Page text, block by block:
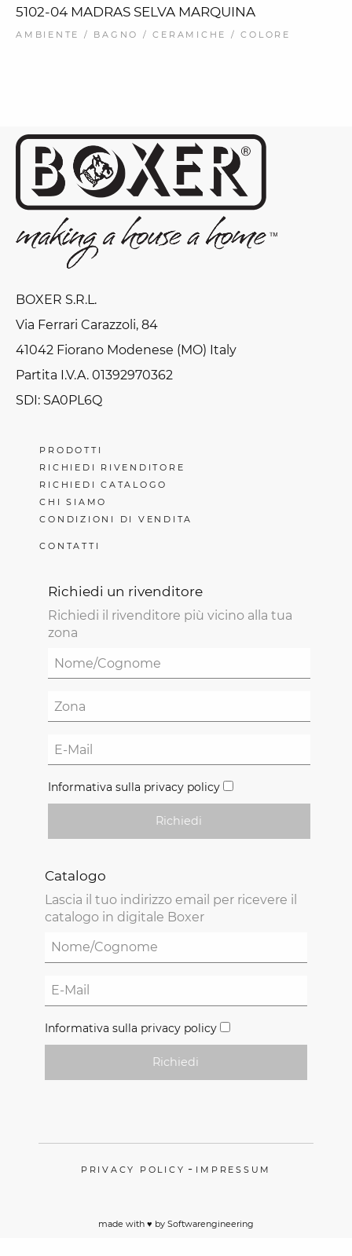
5102-04 MADRAS SELVA MARQUINA
AMBIENTE / BAGNO / CERAMICHE / COLORE
BOXER S.R.L.
Via Ferrari Carazzoli, 84
41042 Fiorano Modenese (MO) Italy
Partita I.V.A. 01392970362
SDI: SA0PL6Q
PRODOTTI
RICHIEDI RIVENDITORE
RICHIEDI CATALOGO
CHI SIAMO
CONDIZIONI DI VENDITA
CONTATTI
Richiedi un rivenditore
Richiedi il rivenditore più vicino alla tua
zona
Informativa sulla privacy policy
Richiedi
Catalogo
Lascia il tuo indirizzo email per ricevere il
catalogo in digitale Boxer
Informativa sulla privacy policy
Richiedi
PRIVACY POLICY - IMPRESSUM
made with ♥️ by Softwarengineering